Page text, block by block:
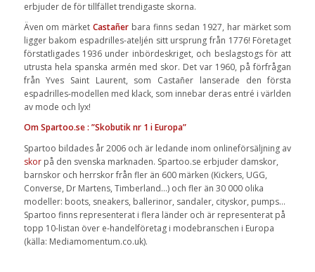
erbjuder de för tillfället trendigaste skorna.
Även om märketCastañer bara finns sedan 1927, har märket som
ligger bakom espadrilles-ateljén sitt ursprung från 1776! Företaget
förstatligades 1936 under inbördeskriget, och beslagstogs för att
utrusta hela spanska armén med skor. Det var 1960, på förfrågan
från Yves Saint Laurent, som Castañer lanserade den första
espadrilles-modellen med klack, som innebar deras entré i världen
av mode och lyx!
Om Spartoo.se : ”Skobutik nr 1 i Europa”
Spartoo bildades år 2006 och är ledande inom onlineförsäljning av
skorpå den svenska marknaden. Spartoo.se erbjuder damskor,
barnskor och herrskor från fler än 600 märken (Kickers, UGG,
Converse, Dr Martens, Timberland…) och fler än 30 000 olika
modeller: boots, sneakers, ballerinor, sandaler, cityskor, pumps…
Spartoo finns representerat i flera länder och är representerat på
topp 10-listan över e-handelföretag i modebranschen i Europa
(källa: Mediamomentum.co.uk).